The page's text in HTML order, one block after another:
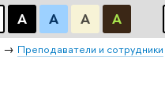
А А А А
Преподаватели и сотрудники